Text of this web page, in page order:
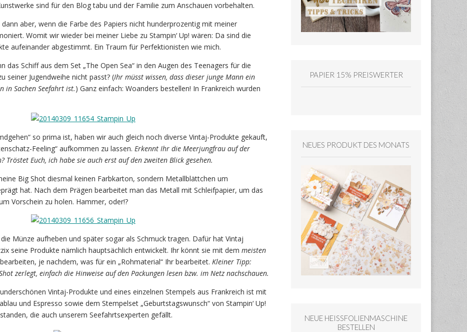
sind für den Blog tabu und der Familie zum Anschauen vorbehalten.
aber, wenn die Farbe des Papiers nicht hunderprozentig mit meiner
Womit wir wieder bei meiner Liebe zu Stampin‘ Up! wären: Da sind die
aufeinander abgestimmt. Ein Traum für Perfektionisten wie mich.
das Schiff aus dem Set „The Open Sea“ in den Augen des Teenagers für die
seiner Jugendweihe nicht passt? (Ihr müsst wissen, dass dieser junge Mann ein
in Sachen Seefahrt ist.) Ganz einfach: Woanders bestellen! In Frankreich wurden
so prima ist, haben wir auch gleich noch diverse Vintaj-Produkte gekauft,
Feeling“ aufkommen zu lassen. Erkennt Ihr die Meerjungfrau auf der
Tröstet Euch, ich habe sie auch erst auf den zweiten Blick gesehen.
Big Shot diesmal keinen Farbkarton, sondern Metallblättchen um
hat. Nach dem Prägen bearbeitet man das Metall mit Schleifpapier, um das
Vorschein zu holen. Hammer, oder!?
Münze aufheben und später sogar als Schmuck tragen. Dafür hat Vintaj
seine Produkte nämlich hauptsächlich entwickelt. Ihr könnt sie mit dem meisten
je nachdem, was für ein „Rohmaterial“ Ihr bearbeitet. Kleiner Tipp:
zerlegt, einfach die Hinweise auf den Packungen lesen bzw. im Netz nachschauen.
Vintaj-Produkte und eines einzelnen Stempels aus Frankreich ist mit
und Espresso sowie dem Stempelset „Geburtstagswunsch“ von Stampin‘ Up!
die auch unserem Seefahrtsexperten gefällt.
PAPIER 15% PREISWERTER
NEUES PRODUKT DES MONATS
NEUE HEISSFOLIENMASCHINE
BESTELLEN